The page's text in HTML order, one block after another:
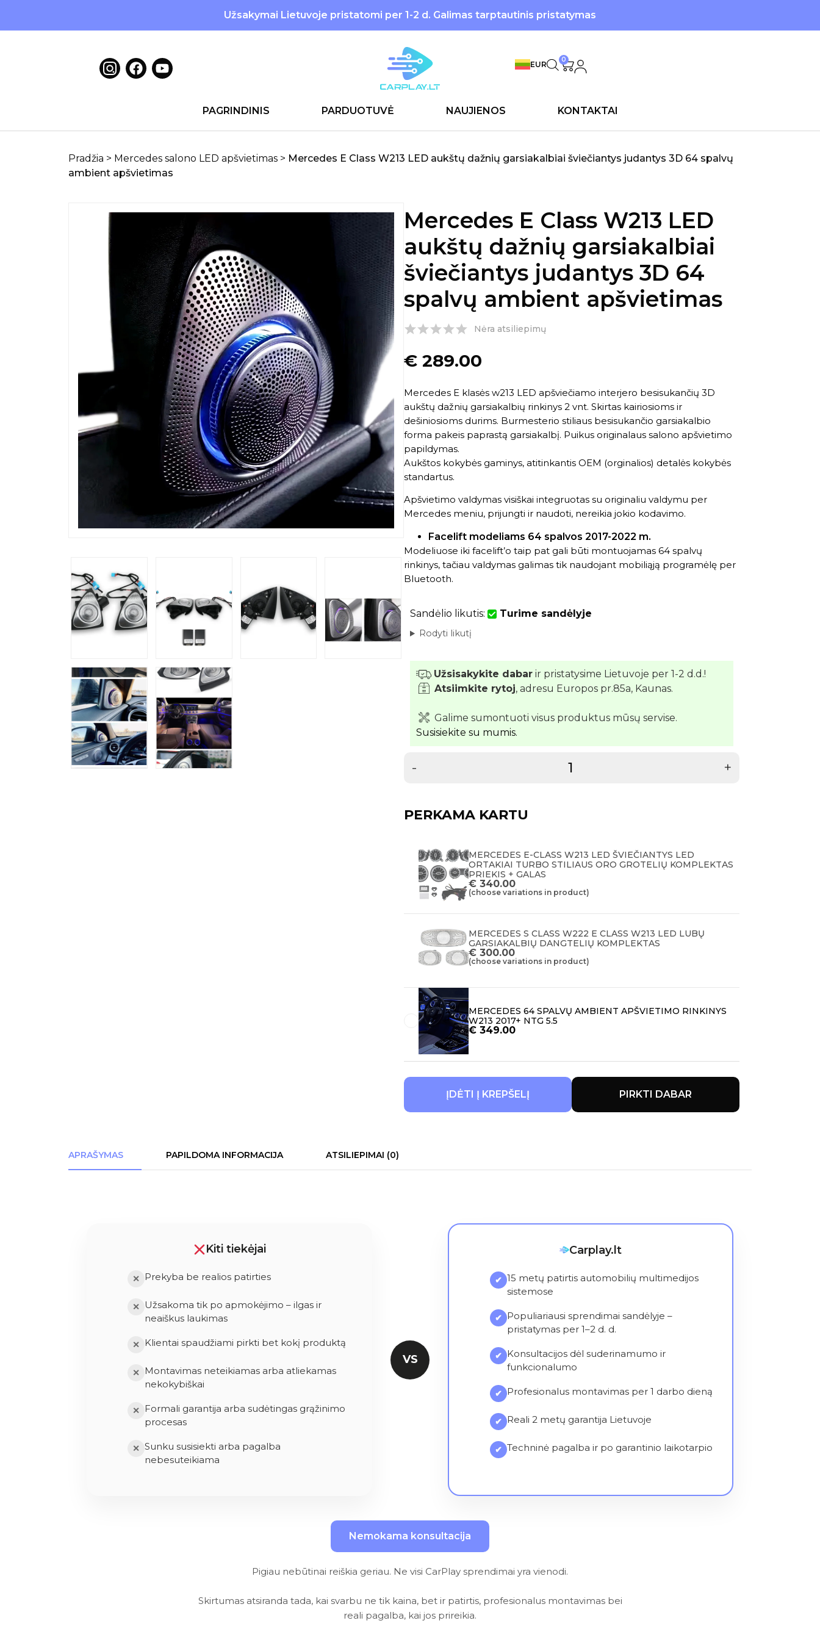
Užsakymai Lietuvoje pristatomi per 1-2 d. Galimas tarptautinis pristatymas
EUR
0
PAGRINDINIS PARDUOTUVĖ NAUJIENOS KONTAKTAI
Pradžia > Mercedes salono LED apšvietimas > Mercedes E Class W213 LED aukštų dažnių garsiakalbiai šviečiantys judantys 3D 64 spalvų
ambient apšvietimas
Mercedes E Class W213 LED
aukštų dažnių garsiakalbiai
šviečiantys judantys 3D 64
spalvų ambient apšvietimas
Nėra atsiliepimų
€ 289.00
Mercedes E klasės w213 LED apšviečiamo interjero besisukančių 3D
aukštų dažnių garsiakalbių rinkinys 2 vnt. Skirtas kairiosioms ir
dešiniosioms durims. Burmesterio stiliaus besisukančio garsiakalbio
forma pakeis paprastą garsiakalbį. Puikus originalaus salono apšvietimo
papildymas.
Aukštos kokybės gaminys, atitinkantis OEM (orginalios) detalės kokybės
standartus.
Apšvietimo valdymas visiškai integruotas su originaliu valdymu per
Mercedes meniu, prijungti ir naudoti, nereikia jokio kodavimo.
Facelift modeliams 64 spalvos 2017-2022 m.
Modeliuose iki facelift’o taip pat gali būti montuojamas 64 spalvų
rinkinys, tačiau valdymas galimas tik naudojant mobiliąją programėlę per
Bluetooth.
Sandėlio likutis: Turime sandėlyje
Rodyti likutį
Užsisakykite dabar ir pristatysime Lietuvoje per 1-2 d.d.!
Atsiimkite rytoj, adresu Europos pr.85a, Kaunas.
Galime sumontuoti visus produktus mūsų servise.
Susisiekite su mumis.
- +
PERKAMA KARTU
MERCEDES E-CLASS W213 LED ŠVIEČIANTYS LED
ORTAKIAI TURBO STILIAUS ORO GROTELIŲ KOMPLEKTAS
PRIEKIS + GALAS
€ 340.00
(choose variations in product)
MERCEDES S CLASS W222 E CLASS W213 LED LUBŲ
GARSIAKALBIŲ DANGTELIŲ KOMPLEKTAS
€ 300.00
(choose variations in product)
MERCEDES 64 SPALVŲ AMBIENT APŠVIETIMO RINKINYS
W213 2017+ NTG 5.5
€ 349.00
ĮDĖTI Į KREPŠELĮ PIRKTI DABAR
APRAŠYMAS PAPILDOMA INFORMACIJA ATSILIEPIMAI (0)
Kiti tiekėjai
✕ Prekyba be realios patirties
✕ Užsakoma tik po apmokėjimo – ilgas ir
neaiškus laukimas
✕ Klientai spaudžiami pirkti bet kokį produktą
✕ Montavimas neteikiamas arba atliekamas
nekokybiškai
✕ Formali garantija arba sudėtingas grąžinimo
procesas
✕ Sunku susisiekti arba pagalba
nebesuteikiama
VS
Carplay.lt
✔ 15 metų patirtis automobilių multimedijos
sistemose
✔ Populiariausi sprendimai sandėlyje –
pristatymas per 1–2 d. d.
✔ Konsultacijos dėl suderinamumo ir
funkcionalumo
✔ Profesionalus montavimas per 1 darbo dieną
✔ Reali 2 metų garantija Lietuvoje
✔ Techninė pagalba ir po garantinio laikotarpio
Nemokama konsultacija
Pigiau nebūtinai reiškia geriau. Ne visi CarPlay sprendimai yra vienodi.
Skirtumas atsiranda tada, kai svarbu ne tik kaina, bet ir patirtis, profesionalus montavimas bei
reali pagalba, kai jos prireikia.